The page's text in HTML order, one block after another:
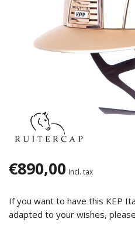
€890,00 Incl. tax
If you want to have this KEP
adapted to your wishes,